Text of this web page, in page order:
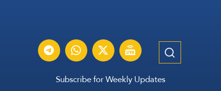
Subscribe for Weekly Updates